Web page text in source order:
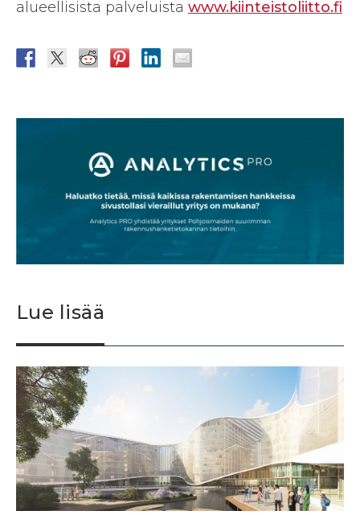
alueellisista palveluista www.kiinteistoliitto.fi
Lue lisää